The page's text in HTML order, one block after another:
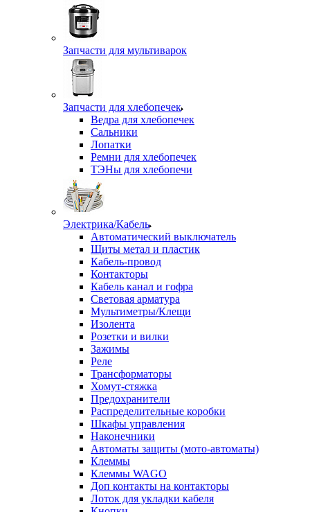
Запчасти для мультиварок
Запчасти для хлебопечек
Ведра для хлебопечек
Сальники
Лопатки
Ремни для хлебопечек
ТЭНы для хлебопечи
Электрика/Кабель
Автоматический выключатель
Щиты метал и пластик
Кабель-провод
Контакторы
Кабель канал и гофра
Световая арматура
Мультиметры/Клещи
Изолента
Розетки и вилки
Зажимы
Реле
Трансформаторы
Хомут-стяжка
Предохранители
Распределительные коробки
Шкафы управления
Наконечники
Автоматы защиты (мото-автоматы)
Клеммы
Клеммы WAGO
Доп контакты на контакторы
Лоток для укладки кабеля